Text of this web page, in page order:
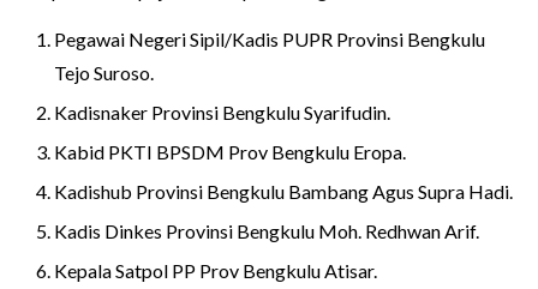
Pegawai Negeri Sipil/Kadis PUPR Provinsi Bengkulu
Tejo Suroso.
Kadisnaker Provinsi Bengkulu Syarifudin.
Kabid PKTI BPSDM Prov Bengkulu Eropa.
Kadishub Provinsi Bengkulu Bambang Agus Supra Hadi.
Kadis Dinkes Provinsi Bengkulu Moh. Redhwan Arif.
Kepala Satpol PP Prov Bengkulu Atisar.